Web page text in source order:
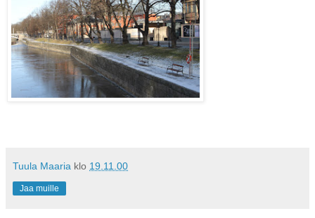
Tuula Maaria klo 19.11.00
Jaa muille